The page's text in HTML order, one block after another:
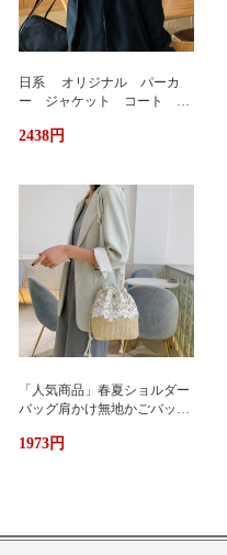
日系 オリジナル パーカ
ー ジャケット コート 暖
ス ユニセックス 男女兼用
2438円
「人気商品」春夏ショルダー
バッグ肩かけ無地かごバッグ
1973円